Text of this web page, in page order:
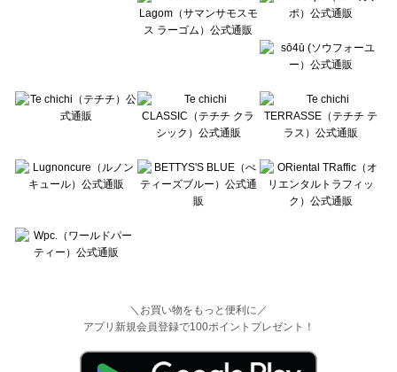
＼お買い物をもっと便利に／
アプリ新規会員登録で100ポイントプレゼント！